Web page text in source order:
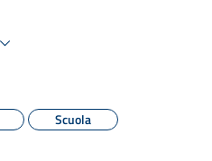
Scuola